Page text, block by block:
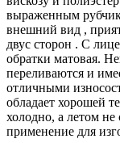
выраженным
внешний вид ,
двус сторон . С
обратки матовая.
переливаются и
отличными
обладает хорошей
холодно, а летом
применение для